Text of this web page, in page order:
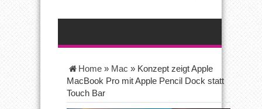
Home » Mac » Konzept zeigt Apple
MacBook Pro mit Apple Pencil Dock statt
Touch Bar